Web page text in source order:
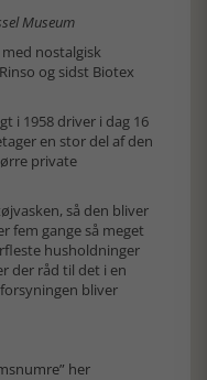
Museum
nostalgisk
og sidst Biotex
i 1958 driver i dag 16
en stor del af den
private
så den bliver
fem gange så meget
husholdninger
der råd til det i en
bliver
her